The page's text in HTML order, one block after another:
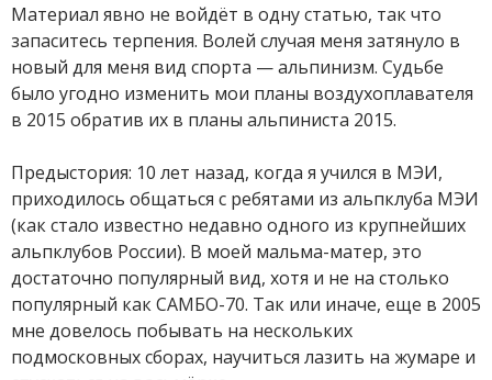
Материал явно не войдёт в одну статью, так что
запаситесь терпения. Волей случая меня затянуло в
новый для меня вид спорта — альпинизм. Судьбе
было угодно изменить мои планы воздухоплавателя
в 2015 обратив их в планы альпиниста 2015.
Предыстория: 10 лет назад, когда я учился в МЭИ,
приходилось общаться с ребятами из альпклуба МЭИ
(как стало известно недавно одного из крупнейших
альпклубов России). В моей мальма-матер, это
достаточно популярный вид, хотя и не на столько
популярный как САМБО-70. Так или иначе, еще в 2005
мне довелось побывать на нескольких
подмосковных сборах, научиться лазить на жумаре и